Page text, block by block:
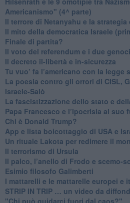
Americanismo" (4^ parte)
​Il terrore di Netanyahu e la
Il mito della democratica Israele
​Finale di partita?
​Il voto del referendum e i due
Il decreto il-libertà e in-sicurezza
Tu vuo’ fa l’americano con la legge
La poesia contro gli orrori di CISL,
Israele-Salò
​La fascistizzazione dello stato e
Papa Francesco e l’ipocrisia al suo
​Chi è Donald Trump?
App e lista boicottaggio di USA e
​Un rituale Lakota per redimere il
Il terrorismo di Ursula
​Il palco, l’anello di Frodo e scemo-
Esimio filosofo Galimberti
​I mattarelli e le mattarelle europei e
​STRIP IN TRIP … un video da
"Chi può guidarci fuori dal caos?"